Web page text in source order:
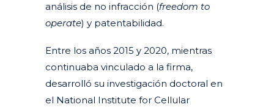
análisis de no infracción (freedom to
operate) y patentabilidad.
Entre los años 2015 y 2020, mientras
continuaba vinculado a la firma,
desarrolló su investigación doctoral en
el National Institute for Cellular